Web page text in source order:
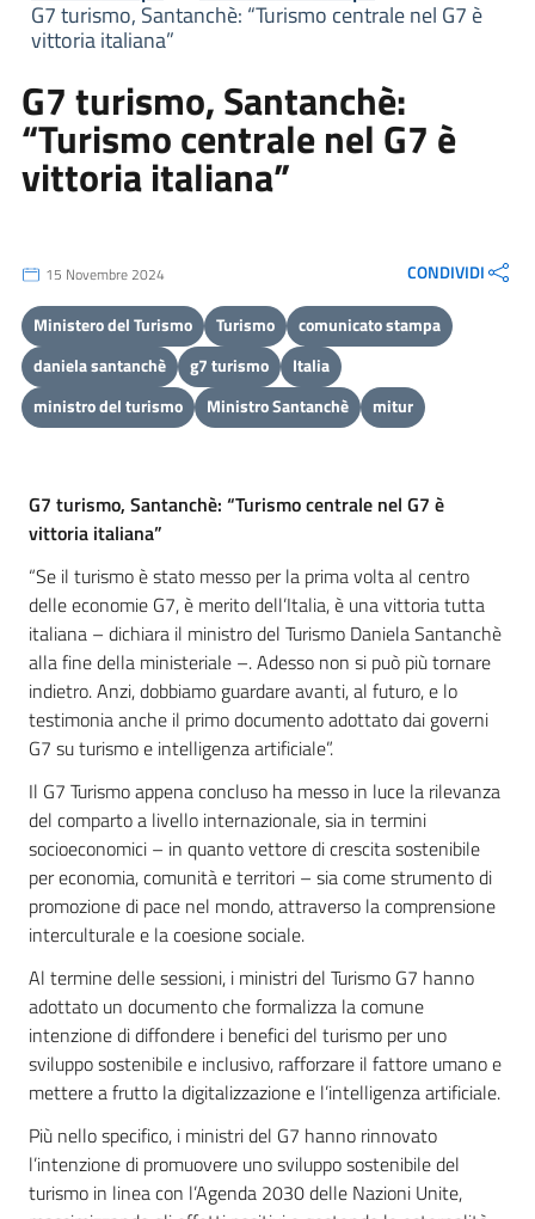
G7 turismo, Santanchè: “Turismo centrale nel G7 è
vittoria italiana”
G7 turismo, Santanchè:
“Turismo centrale nel G7 è
vittoria italiana”
15 Novembre 2024 CONDIVIDI
Ministero del Turismo Turismo
comunicato stampa
daniela santanchè
g7 turismo
Italia
ministro del turismo
Ministro Santanchè mitur
G7 turismo, Santanchè: “Turismo centrale nel G7 è
vittoria italiana”
“Se il turismo è stato messo per la prima volta al centro
delle economie G7, è merito dell’Italia, è una vittoria tutta
italiana – dichiara il ministro del Turismo Daniela Santanchè
alla fine della ministeriale –. Adesso non si può più tornare
indietro. Anzi, dobbiamo guardare avanti, al futuro, e lo
testimonia anche il primo documento adottato dai governi
G7 su turismo e intelligenza artificiale”.
Il G7 Turismo appena concluso ha messo in luce la rilevanza
del comparto a livello internazionale, sia in termini
socioeconomici – in quanto vettore di crescita sostenibile
per economia, comunità e territori – sia come strumento di
promozione di pace nel mondo, attraverso la comprensione
interculturale e la coesione sociale.
Al termine delle sessioni, i ministri del Turismo G7 hanno
adottato un documento che formalizza la comune
intenzione di diffondere i benefici del turismo per uno
sviluppo sostenibile e inclusivo, rafforzare il fattore umano e
mettere a frutto la digitalizzazione e l’intelligenza artificiale.
Più nello specifico, i ministri del G7 hanno rinnovato
l’intenzione di promuovere uno sviluppo sostenibile del
turismo in linea con l’Agenda 2030 delle Nazioni Unite,